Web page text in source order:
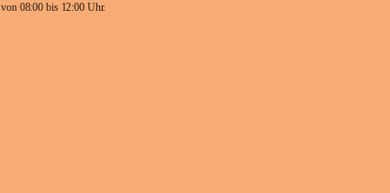
08:00 bis 12:00 Uhr.